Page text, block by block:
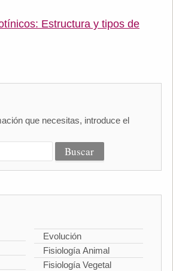
Estructura y tipos de
que necesitas, introduce el
Evolución
Fisiología Animal
Fisiología Vegetal